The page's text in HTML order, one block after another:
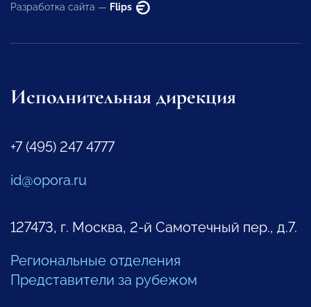
Разработка сайта — Flips
Исполнительная дирекция
+7 (495) 247 4777
id@opora.ru
127473, г. Москва, 2-й Самотечный пер., д.7.
Региональные отделения
Представители за рубежом